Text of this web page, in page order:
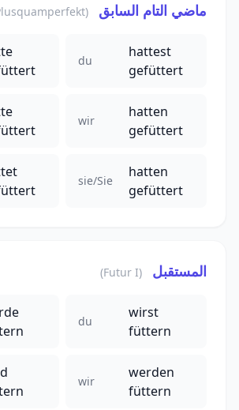
ماضي التام السابق (Plusquamperfekt)
du
hattest
gefüttert
wir
hatten
gefüttert
sie/Sie
hatten
gefüttert
المستقبل (Futur I)
du
wirst
füttern
wir
werden
füttern